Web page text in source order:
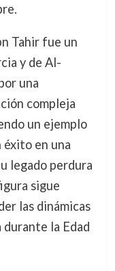
Tahir fue un
y de Al-
una
compleja
un ejemplo
éxito en una
legado perdura
sigue
las dinámicas
la Edad